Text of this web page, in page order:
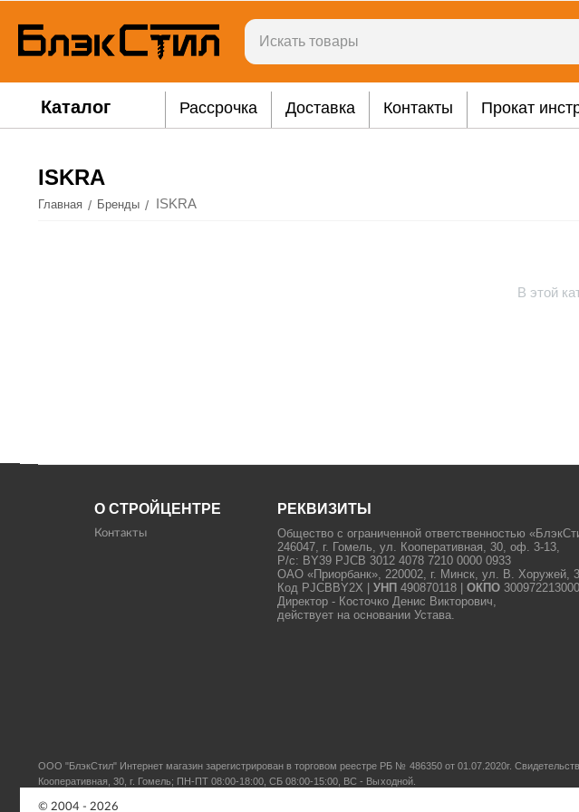
Каталог Рассрочка Доставка Контакты Прокат
ISKRA
Главная / Бренды / ISKRA
В этой
О СТРОЙЦЕНТРЕ
Контакты
РЕКВИЗИТЫ
Общество с ограниченной ответственностью
246047, г. Гомель, ул. Кооперативная, 30, оф. 3-13,
Р/с: BY39 PJCB 3012 4078 7210 0000 0933
ОАО «Приорбанк», 220002, г. Минск, ул. В. Хоружей,
Код PJCBBY2X |УНП 490870118 |ОКПО 300972213000
Директор - Косточко Денис Викторович,
действует на основании Устава.
ООО "БлэкСтил" Интернет магазин зарегистрирован в торговом реестре РБ № 486350 от 01.07.2020г.
Кооперативная, 30, г. Гомель; ПН-ПТ 08:00-18:00, СБ 08:00-15:00, ВС - Выходной.
© 2004 - 2026